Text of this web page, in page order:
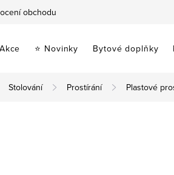
obchodu
⭐ Novinky Bytové doplňky
Stolování Prostírání Plastové